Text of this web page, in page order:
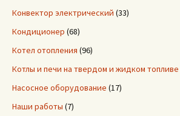
Конвектор электрический (33)
Кондиционер (68)
Котел отопления (96)
Котлы и печи на твердом и жидком топливе
Насосное оборудование (17)
Наши работы (7)